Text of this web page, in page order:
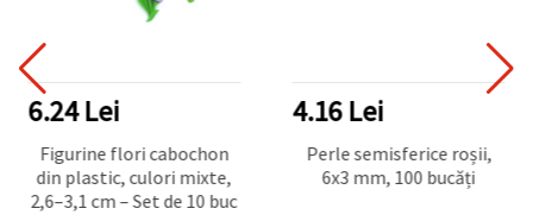
6.24 Lei
Figurine flori cabochon
din plastic, culori mixte,
2,6–3,1 cm – Set de 10 buc
4.16 Lei
Perle semisferice roșii,
6x3 mm, 100 bucăți